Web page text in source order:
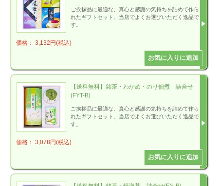
ご挨拶品に最適な、真心と感謝の気持ちを詰めて作ら
れたギフトセット。当店でよくお選びいただく逸品で
す。
価格： 3,132円(税込)
【送料無料】銘茶・わかめ・のり佃煮 詰合せ
(FYT-B)
ご挨拶品に最適な、真心と感謝の気持ちを詰めて作ら
れたギフトセット。当店でよくお選びいただく逸品で
す。
価格： 3,078円(税込)